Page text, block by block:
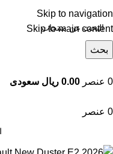
Skip to navigation
Skip to main content
بحث
0 عنصر 0.00 ريال سعودى
0 عنصر